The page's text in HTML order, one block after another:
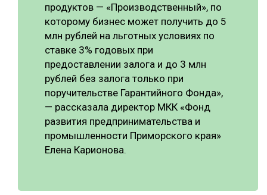
продуктов — «Производственный», по
которому бизнес может получить до 5
млн рублей на льготных условиях по
ставке 3% годовых при
предоставлении залога и до 3 млн
рублей без залога только при
поручительстве Гарантийного Фонда»,
— рассказала директор МКК «Фонд
развития предпринимательства и
промышленности Приморского края»
Елена Карионова.